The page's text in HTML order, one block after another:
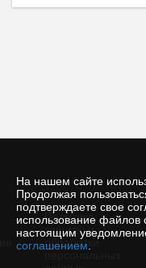
На нашем сайте
Продолжая
подтверждаете свое
использование файлов
настоящим
соглашением
Политика
защиты и
обработки